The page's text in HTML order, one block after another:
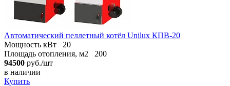
Автоматический пеллетный котёл Unilux КПВ-20
Мощность кВт
20
Площадь отопления, м2
200
94500 руб./шт
в наличии
Купить